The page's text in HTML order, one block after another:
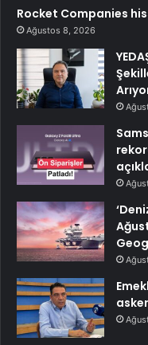
Rocket Companies
Ağustos 8, 2026